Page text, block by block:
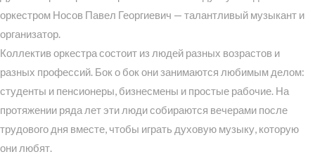
оркестром Носов Павел Георгиевич — талантливый музыкант и
организатор.
Коллектив оркестра состоит из людей разных возрастов и
разных профессий. Бок о бок они занимаются любимым делом:
студенты и пенсионеры, бизнесмены и простые рабочие. На
протяжении ряда лет эти люди собираются вечерами после
трудового дня вместе, чтобы играть духовую музыку, которую
они любят.